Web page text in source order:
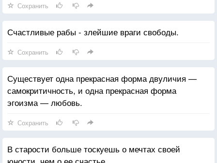
Сохранить
Счастливые рабы - злейшие враги свободы.
Сохранить
Существует одна прекрасная форма двуличия —
самокритичность, и одна прекрасная форма
эгоизма — любовь.
Сохранить
В старости больше тоскуешь о мечтах своей